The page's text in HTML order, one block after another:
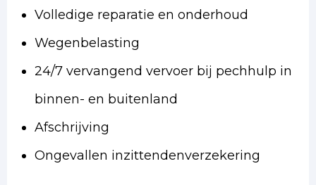
Volledige reparatie en onderhoud
Wegenbelasting
24/7 vervangend vervoer bij pechhulp in
binnen- en buitenland
Afschrijving
Ongevallen inzittendenverzekering